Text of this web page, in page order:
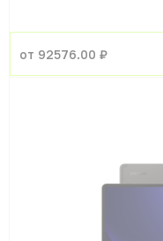
от 92576.00 ₽